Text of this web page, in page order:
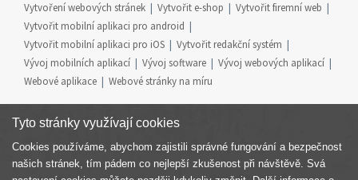
Vytvoření webových stránek
Vytvořit e-shop
Vytvořit firemní web
Vytvořit mobilní aplikaci pro android
Vytvořit mobilní aplikaci pro iOS
Vytvořit redakční systém
Vývoj mobilních aplikací
Vývoj software
Vývoj webových aplikací
Webové aplikace
Webové stránky na míru
Součást skupiny
Tyto stránky využívají cookies
Cookies používáme, abychom zajistili správné fungování a bezpečnost
našich stránek, tím pádem co nejlepší zkušenost při návštěvě. Svá